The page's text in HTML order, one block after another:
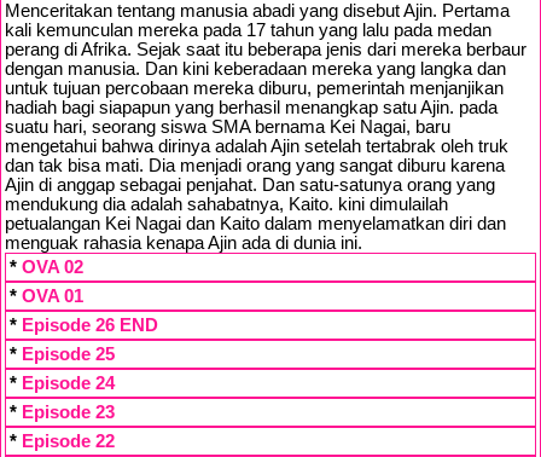
Menceritakan tentang manusia abadi yang disebut Ajin. Pertama
kali kemunculan mereka pada 17 tahun yang lalu pada medan
perang di Afrika. Sejak saat itu beberapa jenis dari mereka berbaur
dengan manusia. Dan kini keberadaan mereka yang langka dan
untuk tujuan percobaan mereka diburu, pemerintah menjanjikan
hadiah bagi siapapun yang berhasil menangkap satu Ajin. pada
suatu hari, seorang siswa SMA bernama Kei Nagai, baru
mengetahui bahwa dirinya adalah Ajin setelah tertabrak oleh truk
dan tak bisa mati. Dia menjadi orang yang sangat diburu karena
Ajin di anggap sebagai penjahat. Dan satu-satunya orang yang
mendukung dia adalah sahabatnya, Kaito. kini dimulailah
petualangan Kei Nagai dan Kaito dalam menyelamatkan diri dan
menguak rahasia kenapa Ajin ada di dunia ini.
* OVA 02
* OVA 01
* Episode 26 END
* Episode 25
* Episode 24
* Episode 23
* Episode 22